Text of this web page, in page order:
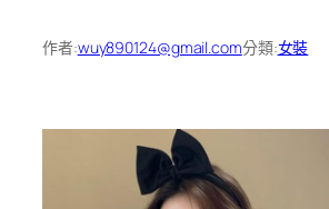
作者:wuy890124@gmail.com分類:女裝